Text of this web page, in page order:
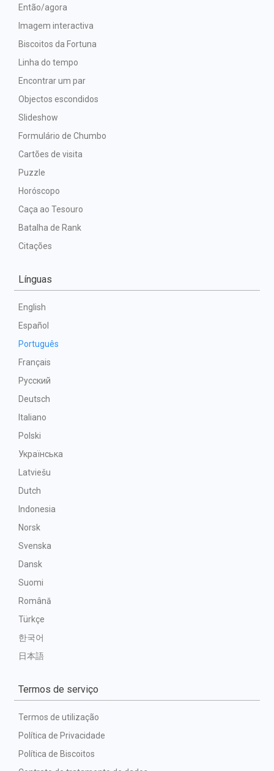
Então/agora
Imagem interactiva
Biscoitos da Fortuna
Linha do tempo
Encontrar um par
Objectos escondidos
Slideshow
Formulário de Chumbo
Cartões de visita
Puzzle
Horóscopo
Caça ao Tesouro
Batalha de Rank
Citações
Línguas
English
Español
Português
Français
Русский
Deutsch
Italiano
Polski
Українська
Latviešu
Dutch
Indonesia
Norsk
Svenska
Dansk
Suomi
Română
Türkçe
한국어
日本語
Termos de serviço
Termos de utilização
Política de Privacidade
Política de Biscoitos